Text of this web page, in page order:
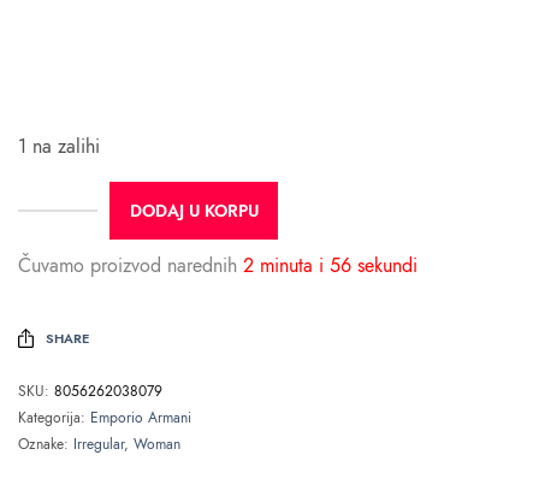
1 na zalihi
DODAJ U KORPU
Čuvamo proizvod narednih 2 minuta i 56 sekundi
SHARE
SKU: 8056262038079
Kategorija: Emporio Armani
Oznake: Irregular, Woman